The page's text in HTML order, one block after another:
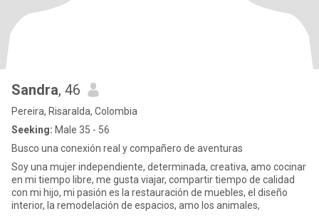
Sandra, 46
Pereira, Risaralda, Colombia
Seeking: Male 35 - 56
Busco una conexión real y compañero de aventuras
Soy una mujer independiente, determinada, creativa, amo cocinar
en mi tiempo libre, me gusta viajar, compartir tiempo de calidad
con mi hijo, mi pasión es la restauración de muebles, el diseño
interior, la remodelación de espacios, amo los animales,